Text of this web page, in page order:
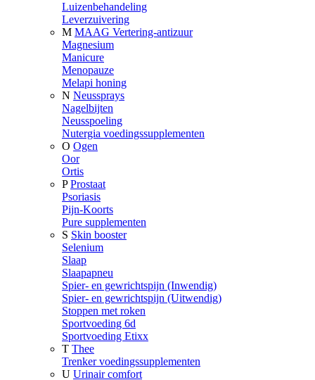
Luizenbehandeling
Leverzuivering
M MAAG Vertering-antizuur
Magnesium
Manicure
Menopauze
Melapi honing
N Neussprays
Nagelbijten
Neusspoeling
Nutergia voedingssupplementen
O Ogen
Oor
Ortis
P Prostaat
Psoriasis
Pijn-Koorts
Pure supplementen
S Skin booster
Selenium
Slaap
Slaapapneu
Spier- en gewrichtspijn (Inwendig)
Spier- en gewrichtspijn (Uitwendig)
Stoppen met roken
Sportvoeding 6d
Sportvoeding Etixx
T Thee
Trenker voedingssupplementen
U Urinair comfort